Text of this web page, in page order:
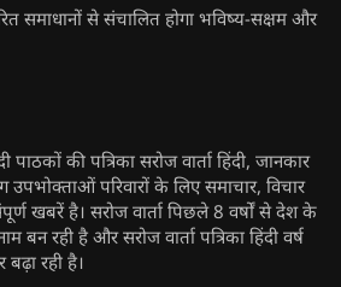
समाधानों से संचालित होगा भविष्य-सक्षम और
की पत्रिका सरोज वार्ता हिंदी, जानकार
परिवारों के लिए समाचार, विचार
खबरें है। सरोज वार्ता पिछले 8 वर्षों से देश के
बन रही है और सरोज वार्ता पत्रिका हिंदी वर्ष
रही है।